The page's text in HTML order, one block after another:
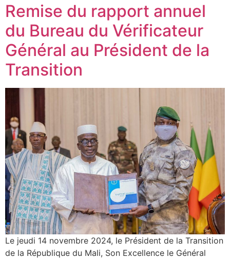
Remise du rapport annuel
du Bureau du Vérificateur
Général au Président de la
Transition
Le jeudi 14 novembre 2024, le Président de la Transition
de la République du Mali, Son Excellence le Général